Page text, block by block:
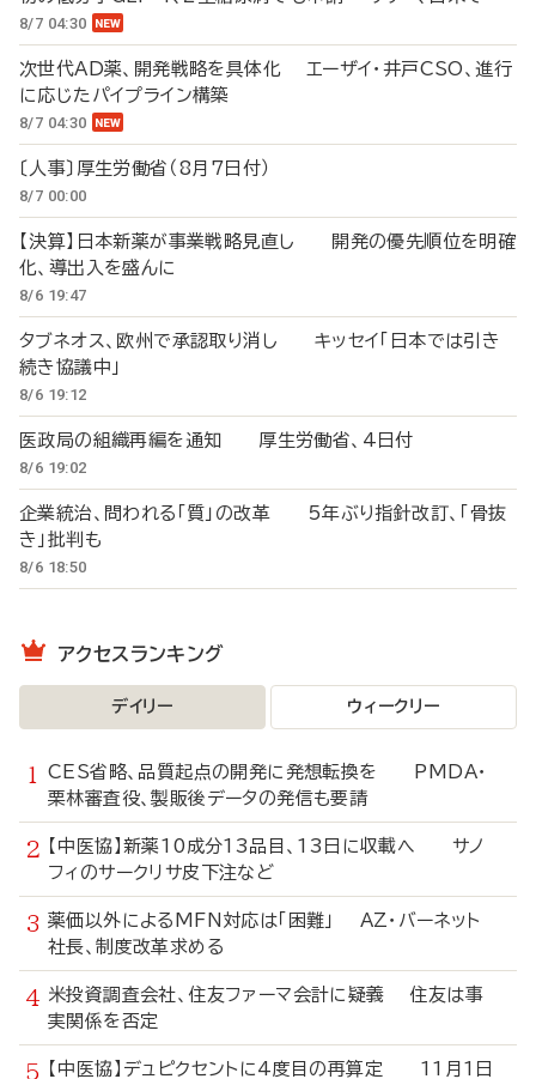
8/7 04:30
次世代AD薬、開発戦略を具体化 エーザイ・井戸CSO、進行
に応じたパイプライン構築
8/7 04:30
〔人事〕厚生労働省（8月7日付）
8/7 00:00
【決算】日本新薬が事業戦略見直し 開発の優先順位を明確
化、導出入を盛んに
8/6 19:47
タブネオス、欧州で承認取り消し キッセイ「日本では引き
続き協議中」
8/6 19:12
医政局の組織再編を通知 厚生労働省、4日付
8/6 19:02
企業統治、問われる「質」の改革 5年ぶり指針改訂、「骨抜
き」批判も
8/6 18:50
アクセスランキング
デイリー ウィークリー
CES省略、品質起点の開発に発想転換を PMDA・
栗林審査役、製販後データの発信も要請
【中医協】新薬10成分13品目、13日に収載へ サノ
フィのサークリサ皮下注など
薬価以外によるMFN対応は「困難」 AZ・バーネット
社長、制度改革求める
米投資調査会社、住友ファーマ会計に疑義 住友は事
実関係を否定
【中医協】デュピクセントに4度目の再算定 11月1日